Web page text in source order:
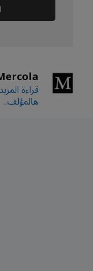
قراءة
هالمؤلف..